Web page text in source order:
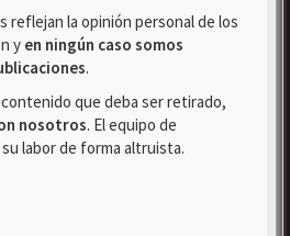
reflejan la opinión personal de los
y en ningún caso somos
.
que deba ser retirado,
nosotros. El equipo de
labor de forma altruista.